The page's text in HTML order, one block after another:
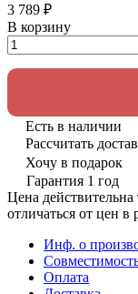
3 789 ₽
В корзину
Есть в наличии
Рассчитать
Хочу в подарок
Гарантия 1 год
Цена
отличаться от цен
Инф. о
Оплата